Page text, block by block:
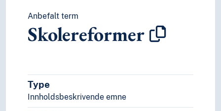
Anbefalt term
Skolereformer
Type
Innholdsbeskrivende emne